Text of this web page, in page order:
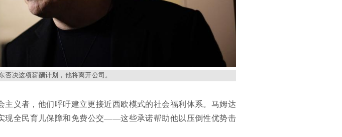
否决这项薪酬计划，他将离开公司。
主义者，他们呼吁建立更接近西欧模式的社会福利体系。马姆达
现全民育儿保障和免费公交——这些承诺帮助他以压倒性优势击